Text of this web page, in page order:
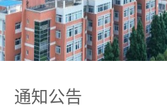
通知公告